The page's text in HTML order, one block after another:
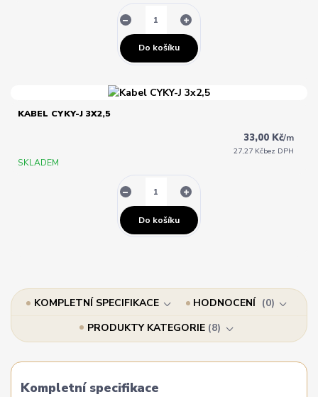
Do košíku
KABEL CYKY-J 3X2,5
33,00 Kč/m
27,27 Kčbez DPH
SKLADEM
Do košíku
KOMPLETNÍ SPECIFIKACE HODNOCENÍ
0
PRODUKTY KATEGORIE 8
Kompletní specifikace